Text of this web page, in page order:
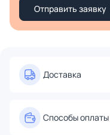
Отправить заявку
Доставка
Способы оплаты